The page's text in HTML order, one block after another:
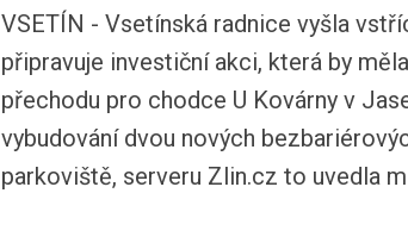
VSETÍN - Vsetínská radnice vyšla
připravuje investiční akci, která by
přechodu pro chodce U Kovárny v
vybudování dvou nových
parkoviště, serveru Zlin.cz to uvedla